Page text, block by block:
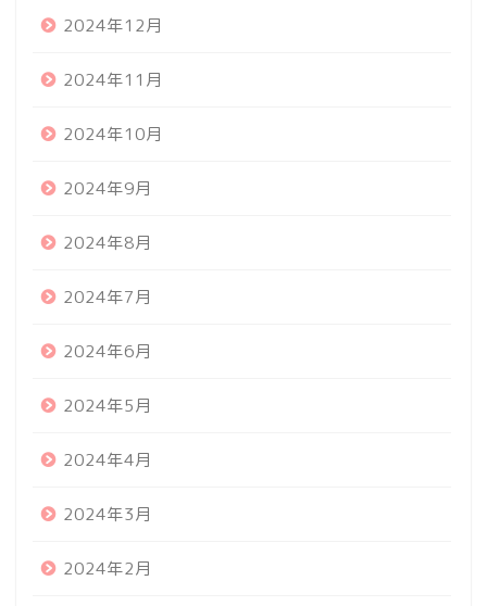
2024年12月
2024年11月
2024年10月
2024年9月
2024年8月
2024年7月
2024年6月
2024年5月
2024年4月
2024年3月
2024年2月